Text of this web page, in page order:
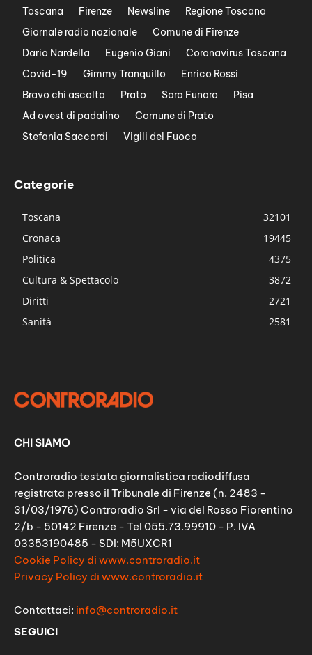
Toscana Firenze Newsline
Regione Toscana
Giornale radio nazionale
Comune di Firenze
Dario Nardella
Eugenio Giani
Coronavirus Toscana
Covid-19
Gimmy Tranquillo
Enrico Rossi
Bravo chi ascolta
Prato Sara Funaro
Pisa
Ad ovest di padalino
Comune di Prato
Stefania Saccardi
Vigili del Fuoco
Categorie
Toscana
32101
Cronaca
19445
Politica
4375
Cultura & Spettacolo
3872
Diritti
2721
Sanità
2581
CHI SIAMO
Controradio testata giornalistica radiodiffusa
registrata presso il Tribunale di Firenze (n. 2483 -
31/03/1976) Controradio Srl - via del Rosso Fiorentino
2/b - 50142 Firenze - Tel 055.73.99910 - P. IVA
03353190485 - SDI: M5UXCR1
Cookie Policy di www.controradio.it
Privacy Policy di www.controradio.it
Contattaci: info@controradio.it
SEGUICI